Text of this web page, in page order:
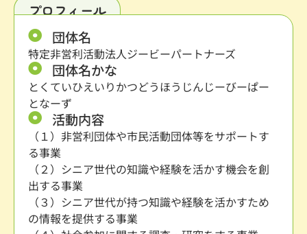
プロフィール
団体名
特定非営利活動法人ジービーパートナーズ
団体名かな
とくていひえいりかつどうほうじんじーびーぱー
となーず
活動内容
（１）非営利団体や市民活動団体等をサポートす
る事業
（２）シニア世代の知識や経験を活かす機会を創
出する事業
（３）シニア世代が持つ知識や経験を活かすため
の情報を提供する事業